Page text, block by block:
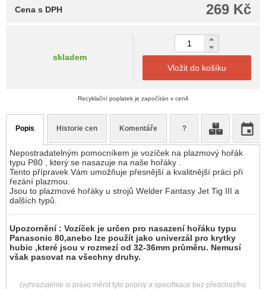
269 Kč
Cena s DPH
skladem
Vložit do košíku
Recyklační poplatek je započítán v ceně
Popis Historie cen Komentáře ?
Nepostradatelným pomocníkem je vozíček na plazmový hořák
typu P80 , který se nasazuje na naše hořáky .
Tento přípravek Vám umožňuje přesnější a kvalitnější práci při
řezání plazmou.
Jsou to plazmové hořáky u strojů Welder Fantasy Jet Tig III a
dalších typů.
Upozornění : Vozíček je určen pro nasazení hořáku typu
Panasonic 80,anebo lze použít jako univerzál pro krytky
hubic ,které jsou v rozmezí od 32-36mm průměru. Nemusí
však pasovat na všechny druhy.
(vyhrazujeme si právo měnit tyto popisy a specifikace bez předchozího